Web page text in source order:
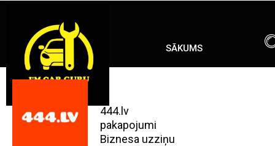
SĀKUMS
444.lv
pakapojumi
Biznesa uzziņu